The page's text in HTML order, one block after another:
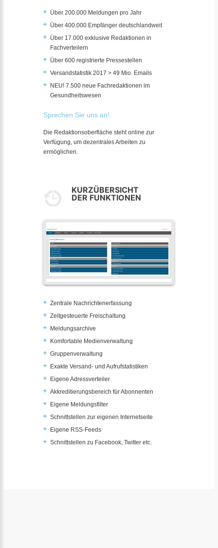
Über 200.000 Meldungen pro Jahr
Über 400.000 Empfänger deutschlandweit
Über 17.000 exklusive Redaktionen in
Fachverteilern
Über 600 registrierte Pressestellen
Versandstatistik 2017 > 49 Mio. Emails
NEU! 7.500 neue Fachredaktionen im
Gesundheitswesen
Sprechen Sie uns an!
Die Redaktionsoberfläche steht online zur
Verfügung, um dezentrales Arbeiten zu
ermöglichen.
KURZÜBERSICHT
DER FUNKTIONEN
Zentrale Nachrichtenerfassung
Zeitgesteuerte Freischaltung
Meldungsarchive
Komfortable Medienverwaltung
Gruppenverwaltung
Exakte Versand- und Aufrufstatistiken
Eigene Adressverteiler
Akkreditierungsbereich für Abonnenten
Eigene Meldungsfilter
Schnittstellen zur eigenen Internetseite
Eigene RSS-Feeds
Schnittstellen zu Facebook, Twitter etc.